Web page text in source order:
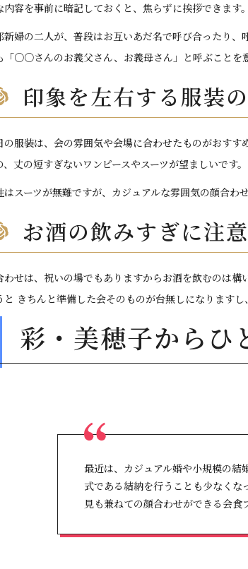
内容を事前に暗記しておくと、焦らずに挨拶できます。
新婦の二人が、普段はお互いあだ名で呼び合ったり
「○○さんのお義父さん、お義母さん」と呼ぶことを
印象を左右する服装
の服装は、会の雰囲気や会場に合わせたものがおす
、丈の短すぎないワンピースやスーツが望ましいです
はスーツが無難ですが、カジュアルな雰囲気の顔合わ
お酒の飲みすぎに注意
わせは、祝いの場でもありますからお酒を飲むのは
と きちんと準備した会そのものが台無しになります
彩・美穂子からひ
最近は、カジュアル婚や小規模の結
式である結納を行うことも少なくな
見も兼ねての顔合わせができる会食